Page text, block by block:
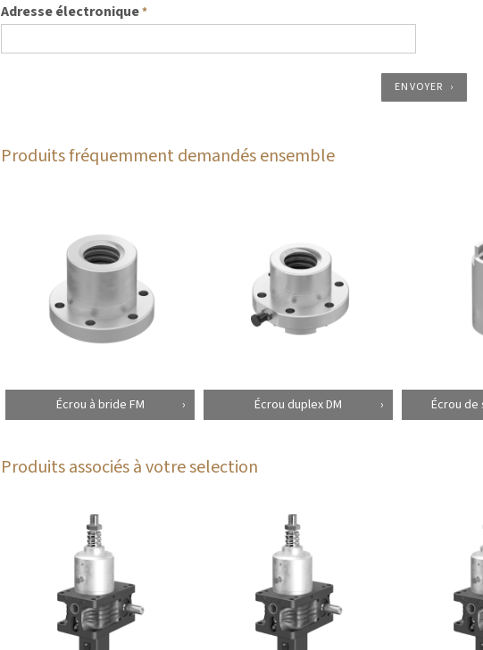
Adresse électronique*
ENVOYER
Produits fréquemment demandés ensemble
Écrou à bride FM Écrou duplex DM Écrou de
Produits associés à votre selection